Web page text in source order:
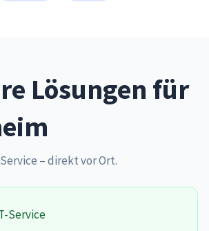
Lösungen für
– direkt vor Ort.
Service